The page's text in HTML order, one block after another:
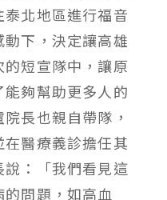
北地區進行福音
下，決定讓高雄
短宣隊中，讓原
夠幫助更多人的
長也親自帶隊，
醫療義診擔任其
：「我們看見這
問題，如高血